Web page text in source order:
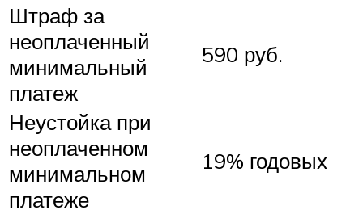
Штраф за
неоплаченный
минимальный
платеж
590 руб.
Неустойка при
неоплаченном
минимальном
платеже
19% годовых